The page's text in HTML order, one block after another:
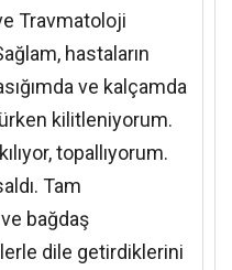
Travmatoloji
hastaların
ve kalçamda
kilitleniyorum.
topallıyorum.
Tam
bağdaş
dile getirdiklerini